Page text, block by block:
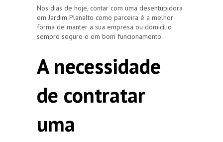
Nos dias de hoje, contar com uma desentupidora
em Jardim Planalto como parceira é a melhor
forma de manter a sua empresa ou domicílio
sempre seguro e em bom funcionamento.
A necessidade
de contratar
uma